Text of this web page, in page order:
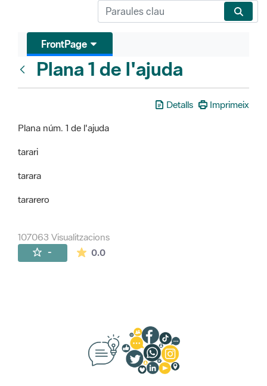
FrontPage
Plana 1 de l'ajuda
Detalls
Imprimeix
Plana núm. 1 de l'ajuda
tarari
tarara
tararero
107063 Visualitzacions
- 0.0La mitjana de les valoracions és de 0